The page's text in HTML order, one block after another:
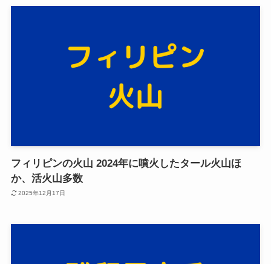
フィリピンの火山 2024年に噴火したタール火山ほ
か、活火山多数
2025年12月17日